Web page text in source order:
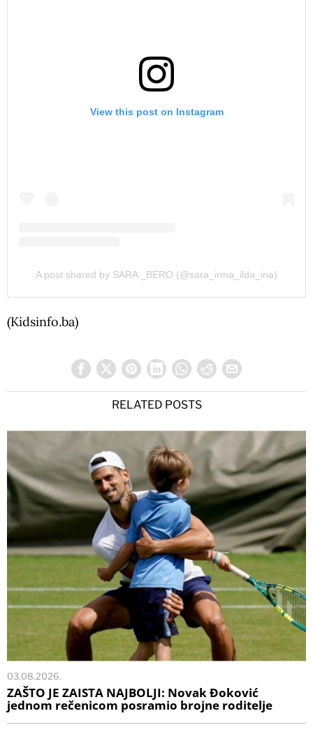
View this post on Instagram
A post shared by SARA _BERO (@sara_irma_ilda_ina)
(Kidsinfo.ba)
RELATED POSTS
03.08.2026.
ZAŠTO JE ZAISTA NAJBOLJI: Novak Đoković
jednom rečenicom posramio brojne roditelje